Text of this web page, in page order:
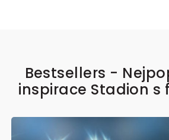
Bestsellers -
inspirace Stadion